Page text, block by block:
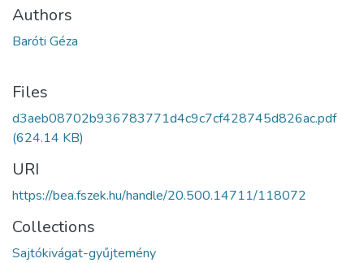
Authors
Baróti Géza
Files
d3aeb08702b936783771d4c9c7cf428745d826ac.pdf
(624.14 KB)
URI
https://bea.fszek.hu/handle/20.500.14711/118072
Collections
Sajtókivágat-gyűjtemény